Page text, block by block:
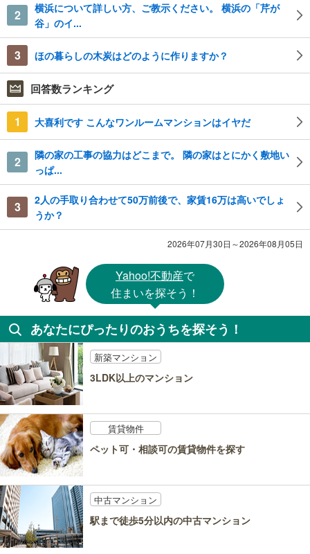
2
横浜について詳しい方、ご教示ください。 横浜の「芹が
谷」のイ...
3 ほの暮らしの木炭はどのように作りますか？
回答数ランキング
1 大喜利です こんなワンルームマンションはイヤだ
2
隣の家の工事の協力はどこまで。 隣の家はとにかく敷地い
っぱ...
3
2人の手取り合わせて50万前後で、家賃16万は高いでしょ
うか？
2026年07月30日～2026年08月05日
Yahoo!不動産で
住まいを探そう！
あなたにぴったりのおうちを探そう！
新築マンション
3LDK以上のマンション
賃貸物件
ペット可・相談可の賃貸物件を探す
中古マンション
駅まで徒歩5分以内の中古マンション